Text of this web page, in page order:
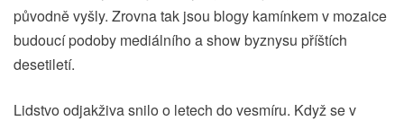
původně vyšly. Zrovna tak jsou blogy kamínkem v mozaice
budoucí podoby mediálního a show byznysu příštích
desetiletí.
Lidstvo odjakživa snilo o letech do vesmíru. Když se v